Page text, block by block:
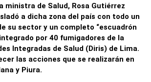
ministra de Salud, Rosa Gutiérrez
a dicha zona del país con todo un
su sector y un completo “escuadrón
por 40 fumigadores de la
Integradas de Salud (Diris) de Lima.
las acciones que se realizarán en
y Piura.